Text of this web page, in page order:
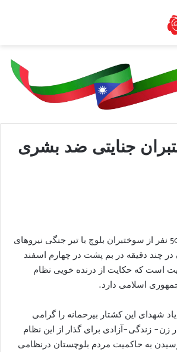
جنایتی ضد بشری
کشتار جمعی بیش از 50 نفر از سوختبران بلوچ با تیر جنگی نیروهای
در چند دقیقه در بم پشت در چهارم اسفند
است که حکایت از درنده خویی نظام
اسلامی دارد.
شهدای این کشتار بیرحمانه را گرامی
زن- زندگی-آزادی برای گذار از این نظام
به حاکمیت مردم بلوچستان درنظامی